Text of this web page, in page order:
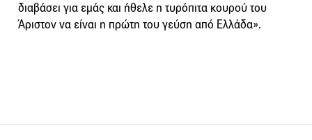
διαβάσει για εμάς και ήθελε η τυρόπιτα κουρού του
Άριστον να είναι η πρώτη του γεύση από Ελλάδα».